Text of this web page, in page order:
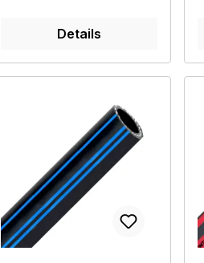
Details